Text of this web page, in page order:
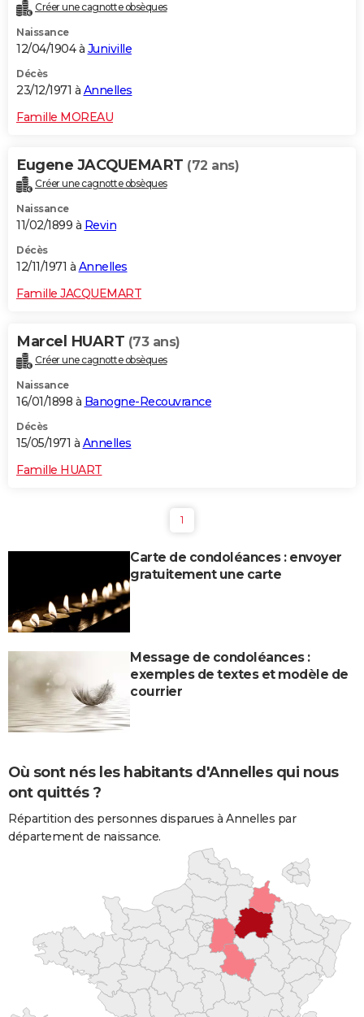
Créer une cagnotte obsèques
Naissance
12/04/1904 à Juniville
Décès
23/12/1971 à Annelles
Famille MOREAU
Eugene JACQUEMART (72 ans)
Créer une cagnotte obsèques
Naissance
11/02/1899 à Revin
Décès
12/11/1971 à Annelles
Famille JACQUEMART
Marcel HUART (73 ans)
Créer une cagnotte obsèques
Naissance
16/01/1898 à Banogne-Recouvrance
Décès
15/05/1971 à Annelles
Famille HUART
1
Carte de condoléances : envoyer
gratuitement une carte
Message de condoléances :
exemples de textes et modèle de
courrier
Où sont nés les habitants d'Annelles qui nous
ont quittés ?
Répartition des personnes disparues à Annelles par
département de naissance.